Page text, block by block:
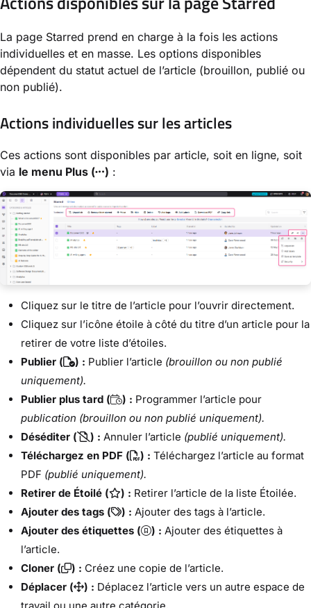
La page Starred prend en charge à la fois les actions
individuelles et en masse. Les options disponibles
dépendent du statut actuel de l’article (brouillon, publié ou
non publié).
Actions individuelles sur les articles
Ces actions sont disponibles par article, soit en ligne, soit
via le menu Plus ( ) :
Cliquez sur le titre de l’article pour l’ouvrir directement.
Cliquez sur l’icône étoile à côté du titre d’un article pour la
retirer de votre liste d’étoiles.
Publier (
) : Publier l’article (brouillon ou non publié
uniquement).
Publier plus tard (
) : Programmer l’article pour
publication (brouillon ou non publié uniquement).
Déséditer (
) : Annuler l’article (publié uniquement).
Téléchargez en PDF (
) : Téléchargez l’article au format
PDF (publié uniquement).
Retirer de Étoilé (
) : Retirer l’article de la liste Étoilée.
Ajouter des tags (
) : Ajouter des tags à l’article.
Ajouter des étiquettes (
) : Ajouter des étiquettes à
l’article.
Cloner (
) : Créez une copie de l’article.
Déplacer (
) : Déplacez l’article vers un autre espace de